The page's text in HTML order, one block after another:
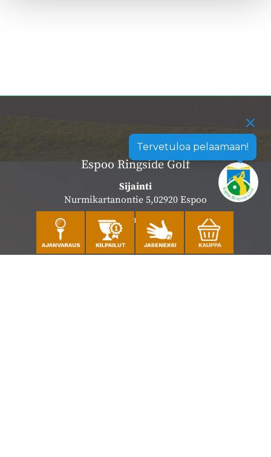
Tervetuloa pelaamaan!
Espoo Ringside Golf
Sijainti
Nurmikartanontie 5,02920 Espoo
Katso sijainti kartalla